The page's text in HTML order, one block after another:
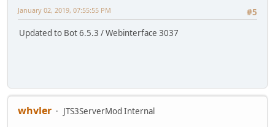
#5
January 02, 2019, 07:55:55 PM
Updated to Bot 6.5.3 / Webinterface 3037
whvler
JTS3ServerMod Internal